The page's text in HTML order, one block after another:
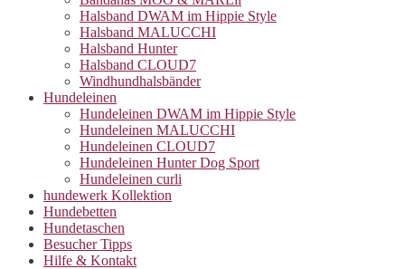
Halsband DWAM im Hippie Style
Halsband MALUCCHI
Halsband Hunter
Halsband CLOUD7
Windhundhalsbänder
Hundeleinen
Hundeleinen DWAM im Hippie Style
Hundeleinen MALUCCHI
Hundeleinen CLOUD7
Hundeleinen Hunter Dog Sport
Hundeleinen curli
hundewerk Kollektion
Hundebetten
Hundetaschen
Besucher Tipps
Hilfe & Kontakt